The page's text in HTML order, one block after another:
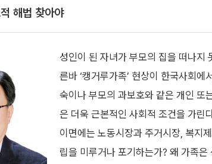
해법 찾아야
성인이 된 자녀가 부모의 집을 떠나지
른바 ‘캥거루가족’ 현상이 한국사회
숙이나 부모의 과보호와 같은 개인 또
은 더욱 근본적인 사회적 조건을 가린
이면에는 노동시장과 주거시장, 복지
립을 미루거나 포기하는가? 왜 가족